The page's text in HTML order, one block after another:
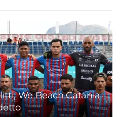
We Beach Catania